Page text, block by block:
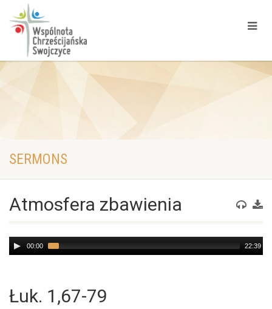
SERMONS
Atmosfera zbawienia
Audio
Player
00:00 22:39
Łuk. 1,67-79